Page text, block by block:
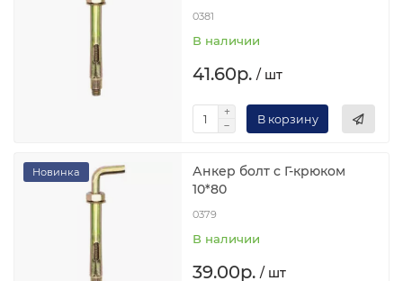
0381
В наличии
41.60р. / шт
В корзину
Новинка
Анкер болт с Г-крюком
10*80
0379
В наличии
39.00р. / шт